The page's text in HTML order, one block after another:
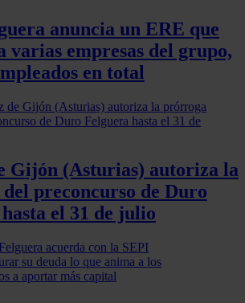
anuncia un ERE que
varias empresas del grupo,
en total
Gijón (Asturias) autoriza la
preconcurso de Duro
el 31 de julio